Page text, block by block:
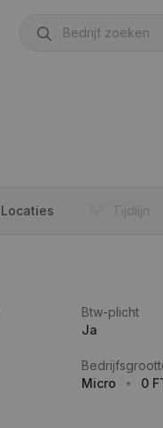
Locaties Tijdlijn
Btw-plicht
Ja
Micro
0